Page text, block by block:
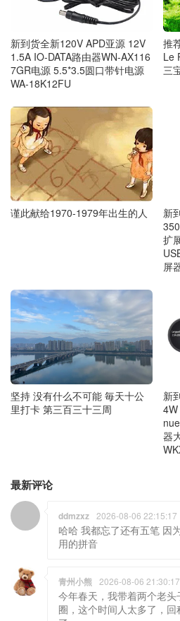
新到货全新120V APD亚源 12V
1.5A IO-DATA路由器WN-AX116
7GR电源 5.5*3.5圆口带针电源
WA-18K12FU
推
Le
三
谨此献给1970-1979年出生的人
新
扩
屏
坚持 没有什么不可能 毎天十公
里打卡 第三百三十三周
新
器
最新评论
ddmzxz 2026-08-06 22:15:17
哈哈 我都忘了还有五笔 因
用的拼音
青州小熊 2026-08-06 21:30:17
今年春天，我带着两个老
圈，这个时间人太多了，